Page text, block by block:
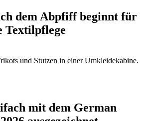
dem Abpfiff beginnt für
Textilpflege
mit dem German